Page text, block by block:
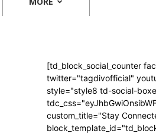
[td_block_social_counter
twitter="tagdivofficial"
style="style8 td-social-
custom_title="Stay